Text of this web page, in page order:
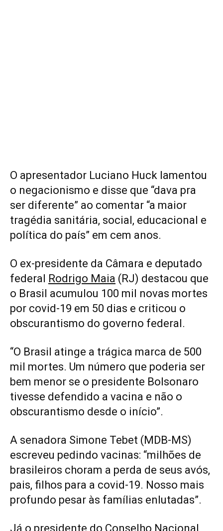
O apresentador Luciano Huck lamentou
o negacionismo e disse que “dava pra
ser diferente” ao comentar “a maior
tragédia sanitária, social, educacional e
política do país” em cem anos.
O ex-presidente da Câmara e deputado
federal
Rodrigo Maia (RJ) destacou que
o Brasil acumulou 100 mil novas mortes
por covid-19 em 50 dias e criticou o
obscurantismo do governo federal.
“O Brasil atinge a trágica marca de 500
mil mortes. Um número que poderia ser
bem menor se o presidente Bolsonaro
tivesse defendido a vacina e não o
obscurantismo desde o início”.
A senadora Simone Tebet (MDB-MS)
escreveu pedindo vacinas: “milhões de
brasileiros choram a perda de seus avós,
pais, filhos para a covid-19. Nosso mais
profundo pesar às famílias enlutadas”.
Já o presidente do Conselho Nacional